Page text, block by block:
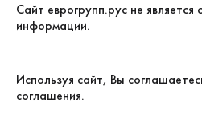
Сайт еврогрупп.рус не является
информации.
Используя сайт, Вы
соглашения.